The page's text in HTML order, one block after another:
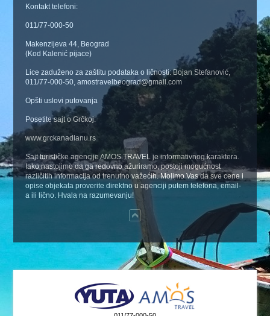
Kontakt telefoni:
011/77-000-50
Makenzijeva 44, Beograd
(Kod Kalenić pijace)
Lice zaduženo za zaštitu podataka o ličnosti: Bojan Stefanović,
011/77-000-50, amostravelbeograd@gmail.com
Opšti uslovi putovanja
Posetite sajt o Grčkoj:
www.grckanadlanu.rs
Sajt turističke agencije AMOS TRAVEL je informativnog karaktera.
Iako nastojimo da ga redovno ažuriramo, postoji mogućnost
različitih informacija od trenutno važećih. Molimo Vas da sve cene i
opise objekata proverite direktno u agenciji putem telefona, email-
a ili lično. Hvala na razumevanju!